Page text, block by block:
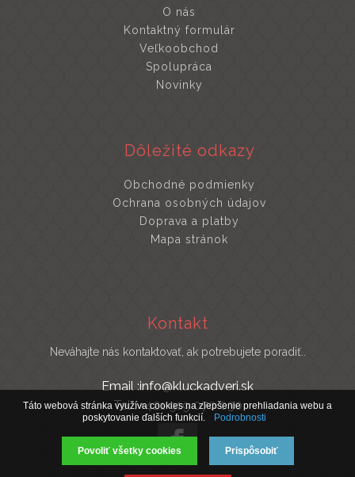
O nás
Kontaktný formulár
Veľkoobchod
Spolupráca
Novinky
Dôležité odkazy
Obchodné podmienky
Ochrana osobných údajov
Doprava a platby
Mapa stránok
Kontakt
Neváhajte nás kontaktovať, ak potrebujete poradiť..
Email :info@kluckadveri.sk
Tel : +421 919 070 030
Táto webová stránka využíva cookies na zlepšenie prehliadania webu a
poskytovanie ďalších funkcií.
Podrobnosti
Povoliť všetky cookies Prispôsobiť